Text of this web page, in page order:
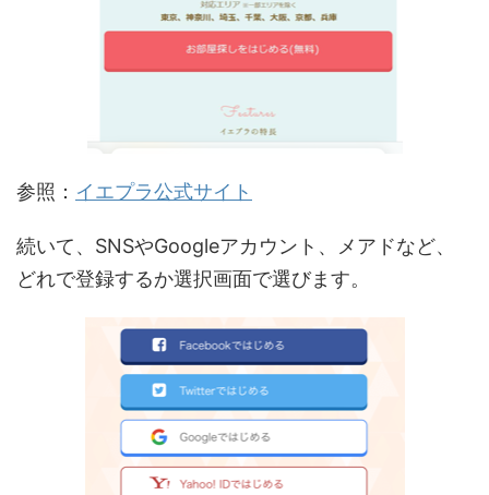
参照： イエプラ公式サイト
続いて、SNSやGoogleアカウント、メアドなど、
どれで登録するか選択画面で選びます。